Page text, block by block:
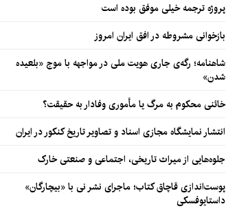
پروژه ترجمه خیلی موفق بوده است
بازخوانی مشروطه در افق ایران امروز
شاهنامه؛ رگه‌ی جاری هویت ملی در مواجهه با موج «بلعیده
شدن»
خائنی محکوم به مرگ یا مأموری وفادار به حقیقت؟
انتشار نمایشگاه مجازی اسناد و تصاویر تاریخ کنکور در ایران
جلوه‌هایی از میراث تاریخی، اجتماعی و صنعتی خارک
پوست‌اندازی قاچاق کتاب؛ ماجرای نشر نی با «بیچارگان»
داستایوفسکی